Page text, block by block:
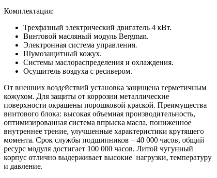
Комплектация:
Трехфазный электрический двигатель 4 кВт.
Винтовой масляный модуль Bergman.
Электронная система управления.
Шумозащитный кожух.
Системы маслораспределения и охлаждения.
Осушитель воздуха с ресивером.
От внешних воздействий установка защищена герметичным
кожухом. Для защиты от коррозии металлические
поверхности окрашены порошковой краской. Преимущества
винтового блока: высокая объемная производительность,
оптимизированная система впрыска масла, пониженное
внутреннее трение, улучшенные характеристики крутящего
момента. Срок службы подшипников – 40 000 часов, общий
ресурс модуля достигает 100 000 часов. Литой чугунный
корпус отлично выдерживает высокие нагрузки, температуру
и давление.